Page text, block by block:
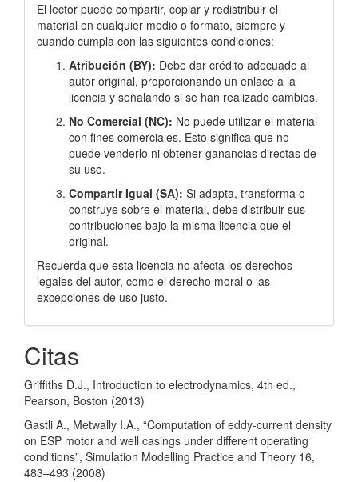
El lector puede compartir, copiar y redistribuir el
material en cualquier medio o formato, siempre y
cuando cumpla con las siguientes condiciones:
Atribución (BY): Debe dar crédito adecuado al
autor original, proporcionando un enlace a la
licencia y señalando si se han realizado cambios.
No Comercial (NC): No puede utilizar el material
con fines comerciales. Esto significa que no
puede venderlo ni obtener ganancias directas de
su uso.
Compartir Igual (SA): Si adapta, transforma o
construye sobre el material, debe distribuir sus
contribuciones bajo la misma licencia que el
original.
Recuerda que esta licencia no afecta los derechos
legales del autor, como el derecho moral o las
excepciones de uso justo.
Citas
Griffiths D.J., Introduction to electrodynamics, 4th ed.,
Pearson, Boston (2013)
Gastli A., Metwally I.A., “Computation of eddy-current density
on ESP motor and well casings under different operating
conditions”, Simulation Modelling Practice and Theory 16,
483–493 (2008)